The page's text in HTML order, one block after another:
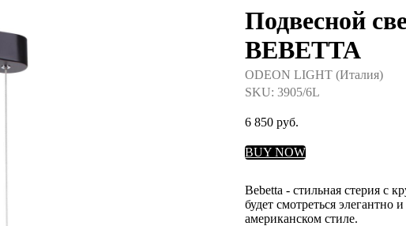
Подвесной
BEBETTA
ODEON LIGHT (Италия)
SKU: 3905/6L
6 850 руб.
BUY NOW
Bebetta - стильная стерия с
будет смотреться элегантно
американском стиле.